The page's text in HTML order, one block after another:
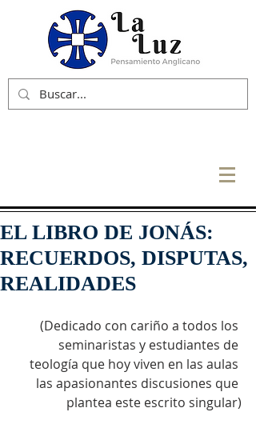
EL LIBRO DE JONÁS:
RECUERDOS, DISPUTAS,
REALIDADES
(Dedicado con cariño a todos los
seminaristas y estudiantes de
teología que hoy viven en las aulas
las apasionantes discusiones que
plantea este escrito singular)